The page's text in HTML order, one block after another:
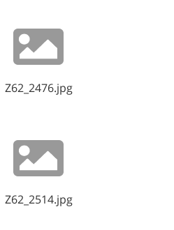
Z62_2476.jpg
Z62_2514.jpg